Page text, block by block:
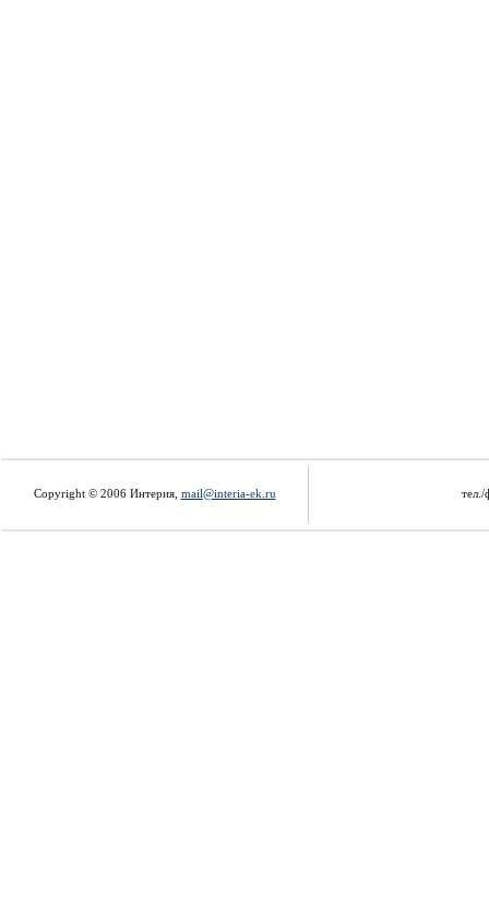
Copyright © 2006 Интерия, mail@interia-ek.ru